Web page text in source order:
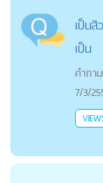
เป็น
เป็น
คำถา
7/3/